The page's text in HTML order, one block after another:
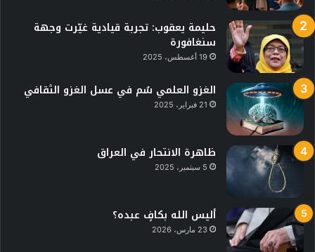
حليمة يعقوب: تجربة قيادية غيّرت وجهة
سنغافورة
19 أغسطس، 2025
الغزو العلمي سُم في عسل الغزو الثقافي
21 فبراير، 2025
ظاهرة الانتحار في العراق
5 سبتمبر، 2025
أليس الله بكافٍ عبده؟
23 مارس، 2026